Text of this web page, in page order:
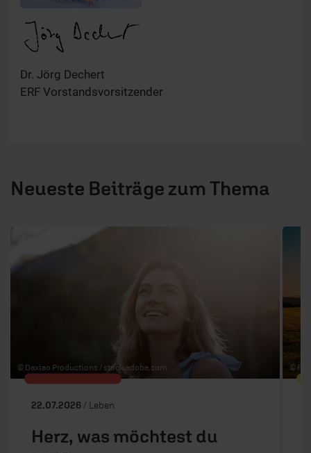
Dr. Jörg Dechert
ERF Vorstandsvorsitzender
Neueste Beiträge zum Thema
© Daxiao Productions / stock.adobe.com
22.07.2026 / Leben
Herz, was möchtest du
©